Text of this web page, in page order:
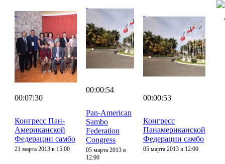
00:07:30
Конгресс Пан-
Американской
Федерации самбо
21 марта 2013 в 15:00
00:00:54
Pan-American
Sambo
Federation
Congress
05 марта 2013 в
12:00
00:00:53
Конгресс
Панамериканской
Федерации самбо
05 марта 2013 в 12:00